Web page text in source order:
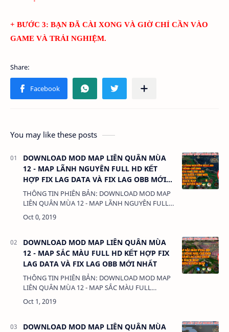
+ BƯỚC 3: BẠN ĐÃ CÀI XONG VÀ GIỜ CHỈ CẦN VÀO
GAME VÀ TRẢI NGHIỆM.
You may like these posts
DOWNLOAD MOD MAP LIÊN QUÂN MÙA
12 - MAP LÃNH NGUYÊN FULL HD KẾT
HỢP FIX LAG DATA VÀ FIX LAG OBB MỚI
NHẤT
THÔNG TIN PHIÊN BẢN: DOWNLOAD MOD MAP
LIÊN QUÂN MÙA 12 - MAP LÃNH NGUYÊN FULL
HD KẾT HỢP FIX LAG DATA VÀ FIX LAG OBB MỚI
DOWNLOAD MOD MAP LIÊN QUÂN MÙA
12 - MAP SẮC MÀU FULL HD KẾT HỢP FIX
LAG DATA VÀ FIX LAG OBB MỚI NHẤT
THÔNG TIN PHIÊN BẢN: DOWNLOAD MOD MAP
LIÊN QUÂN MÙA 12 - MAP SẮC MÀU FULL
HD KẾT HỢP FIX LAG DATA VÀ FIX LAG OBB MỚI
DOWNLOAD MOD MAP LIÊN QUÂN MÙA